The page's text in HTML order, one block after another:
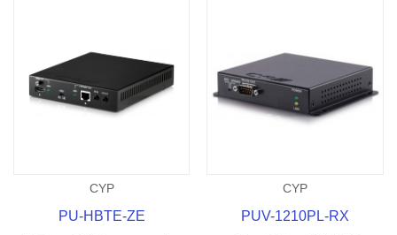
CYP
PU-HBTE-ZE
CYP
PUV-1210PL-RX